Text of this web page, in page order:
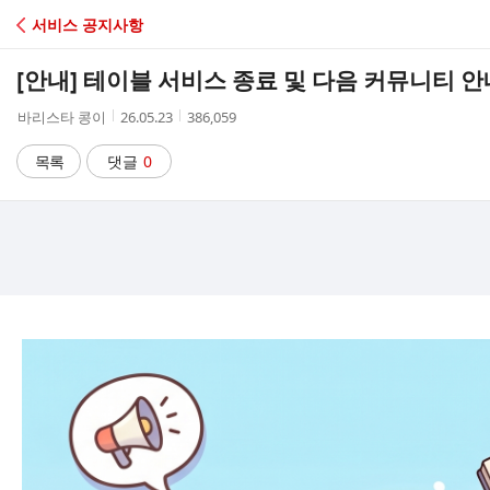
C
A
서비스 공지사항
[안내] 테이블 서비스 종료 및 다음 커뮤니티 안
작
자
바리스타 콩이
작
시
간
26.05.23
조
386,059
목록 댓글 0